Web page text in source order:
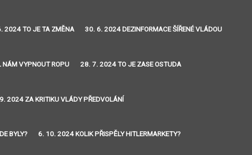
2024 TO JE TA ZMĚNA 30. 6. 2024 DEZINFORMACE ŠÍŘENÉ VLÁDOU
VYPNOUT ROPU 28. 7. 2024 TO JE ZASE OSTUDA
2024 ZA KRITIKU VLÁDY PŘEDVOLÁNÍ
BYLY? 6. 10. 2024 KOLIK PŘISPĚLY HITLERMARKETY?